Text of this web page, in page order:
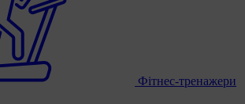
Фітнес-тренажери